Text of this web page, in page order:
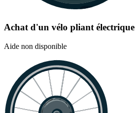
Achat d'un vélo pliant électrique
Aide non disponible